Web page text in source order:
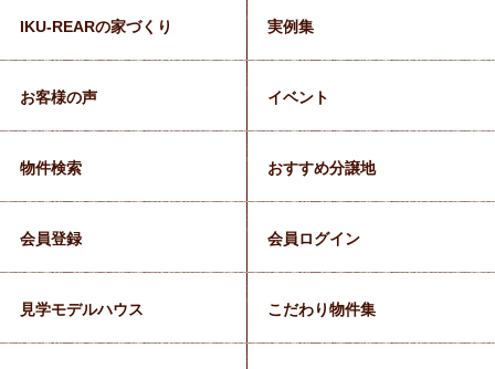
IKU-REARの家づくり 実例集
お客様の声 イベント
物件検索 おすすめ分譲地
会員登録 会員ログイン
見学モデルハウス こだわり物件集